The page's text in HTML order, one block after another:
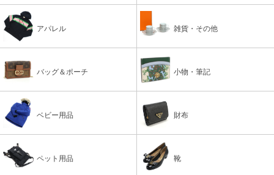
アパレル 雑貨・その他
バッグ＆ポーチ 小物・筆記
ベビー用品 財布
ペット用品 靴